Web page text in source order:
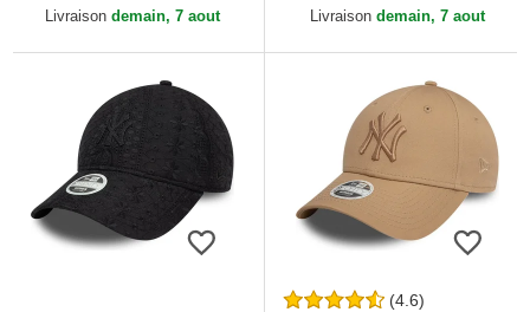
Los Angeles Dodgers...
Livraison demain, 7 aout
9FORTY League...
Livraison demain, 7 aout
(4.6)